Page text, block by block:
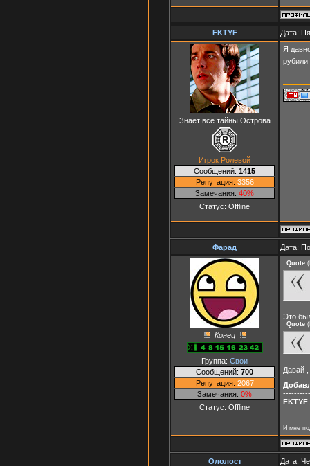
FKTYF Дата:
Знает все тайны Острова
Игрок Ролевой
Сообщений: 1415
Репутация: 3356
Замечания: 40%
Статус: Offline
Я
Фарад Дата:
Конец
Группа: Свои
Сообщений: 700
Репутация: 2067
Замечания: 0%
Статус: Offline
Quote (
Это
Quote (
Давай
FKTYF
И мне
Ололост Дата: